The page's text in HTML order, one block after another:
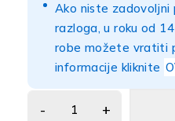
Ako niste zadovoljni
razloga, u roku od
robe možete vratiti
informacije kliknite